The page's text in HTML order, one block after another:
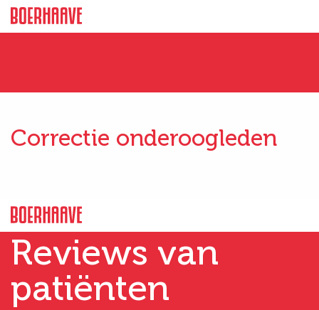
Correctie onderoogleden
Reviews van
patiënten